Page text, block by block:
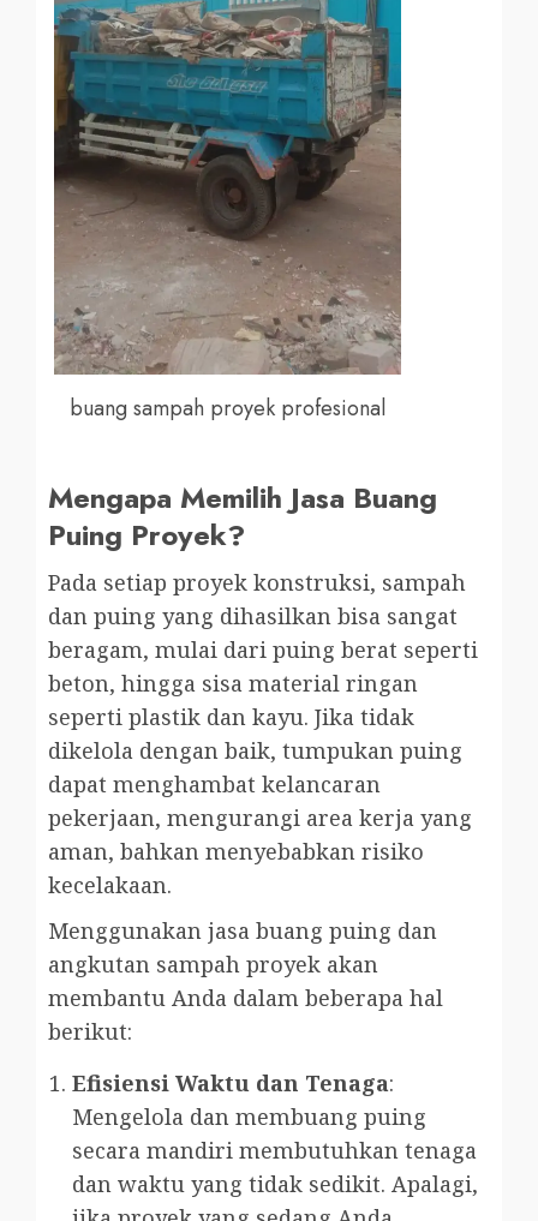
buang sampah proyek profesional
Mengapa Memilih Jasa Buang
Puing Proyek?
Pada setiap proyek konstruksi, sampah
dan puing yang dihasilkan bisa sangat
beragam, mulai dari puing berat seperti
beton, hingga sisa material ringan
seperti plastik dan kayu. Jika tidak
dikelola dengan baik, tumpukan puing
dapat menghambat kelancaran
pekerjaan, mengurangi area kerja yang
aman, bahkan menyebabkan risiko
kecelakaan.
Menggunakan jasa buang puing dan
angkutan sampah proyek akan
membantu Anda dalam beberapa hal
berikut:
Efisiensi Waktu dan Tenaga:
Mengelola dan membuang puing
secara mandiri membutuhkan tenaga
dan waktu yang tidak sedikit. Apalagi,